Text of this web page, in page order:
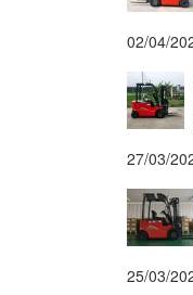
02/04/
27/03/
25/03/